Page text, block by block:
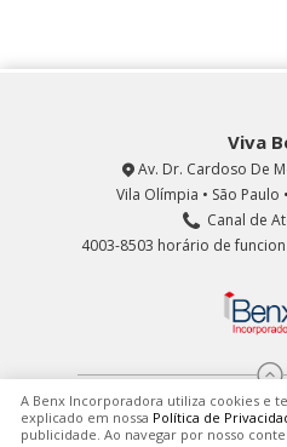
Viva
Av. Dr. Cardoso De
Vila Olímpia • São Paulo
Canal de
4003-8503 horário de
A Benx Incorporadora utiliza cookies e
explicado em nossa Política de
publicidade. Ao navegar por nosso